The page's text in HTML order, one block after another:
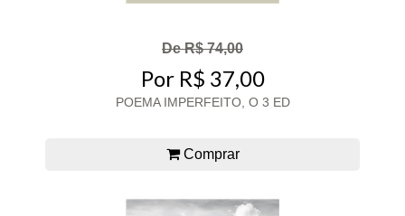
De R$ 74,00
Por R$ 37,00
POEMA IMPERFEITO, O 3 ED
Comprar